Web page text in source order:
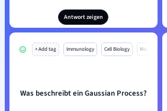
Antwort zeigen
+ Add tag Immunology Cell Biology Mo
Was beschreibt ein Gaussian Process?